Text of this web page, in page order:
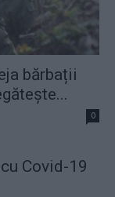
bărbații
0
Covid-19